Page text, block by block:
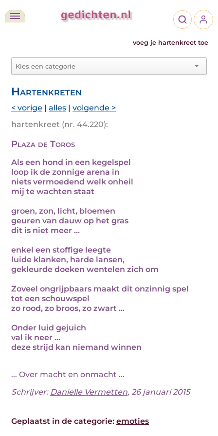
voeg je hartenkreet toe
Hartenkreten
< vorige | alles | volgende >
hartenkreet (nr. 44.220):
Plaza de Toros
Als een hond in een kegelspel
loop ik de zonnige arena in
niets vermoedend welk onheil
mij te wachten staat
groen, zon, licht, bloemen
geuren van dauw op het gras
dit is niet meer ...
enkel een stoffige leegte
luide klanken, harde lansen,
gekleurde doeken wentelen zich om
Zoveel ongrijpbaars maakt dit onzinnig spel
tot een schouwspel
zo rood, zo broos, zo zwart ...
Onder luid gejuich
val ik neer ...
deze strijd kan niemand winnen
... Over macht en onmacht ...
Schrijver: Danielle Vermetten, 26 januari 2015
Geplaatst in de categorie: emoties